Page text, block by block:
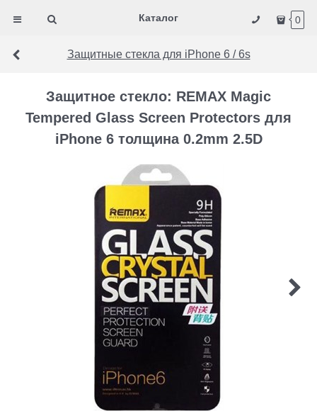
Каталог 0
Защитные стекла для iPhone 6 / 6s
Защитное стекло: REMAX Magic
Tempered Glass Screen Protectors для
iPhone 6 толщина 0.2mm 2.5D